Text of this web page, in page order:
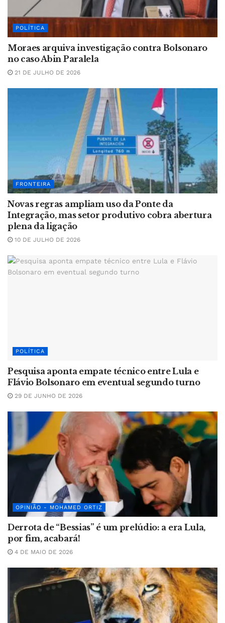
POLÍTICA
Moraes arquiva investigação contra Bolsonaro
no caso Abin Paralela
21 DE JULHO DE 2026
FRONTEIRA
Novas regras ampliam uso da Ponte da
Integração, mas setor produtivo cobra abertura
plena da ligação
10 DE JULHO DE 2026
POLÍTICA
Pesquisa aponta empate técnico entre Lula e
Flávio Bolsonaro em eventual segundo turno
29 DE JUNHO DE 2026
OPINIÃO - MOHAMED ORTIZ
Derrota de “Bessias” é um prelúdio: a era Lula,
por fim, acabará!
4 DE MAIO DE 2026